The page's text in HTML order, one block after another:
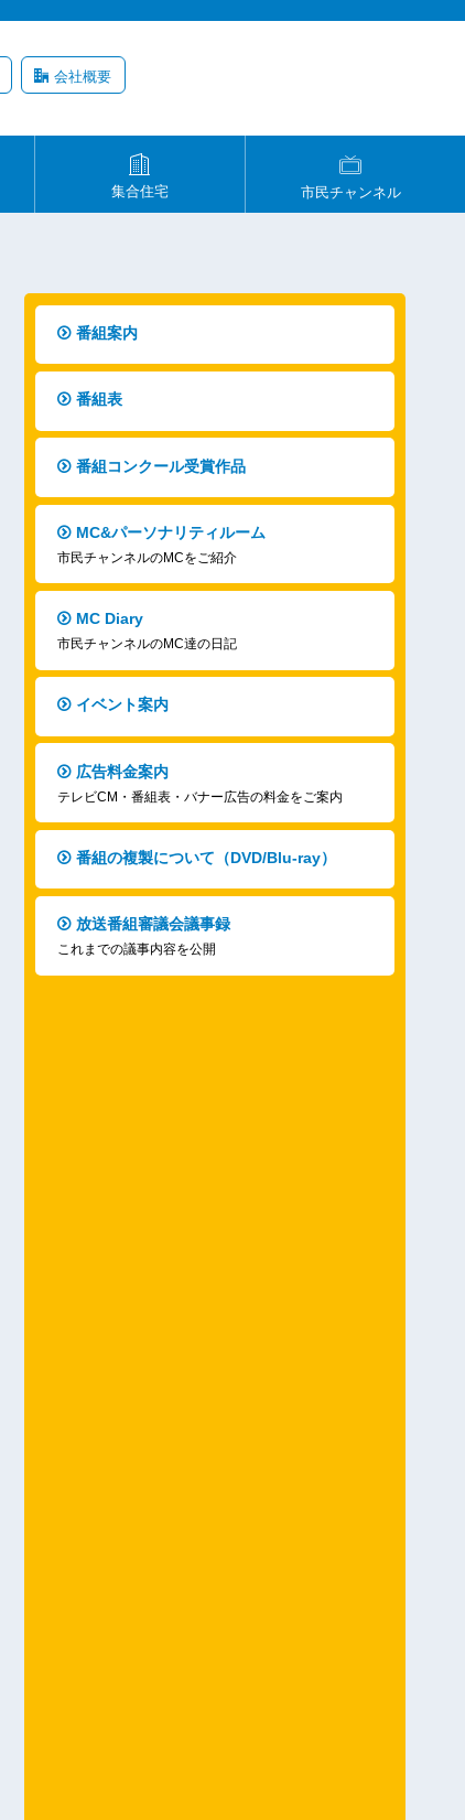
会社概要
集合住宅 市民チャンネル
番組案内
番組表
番組コンクール受賞作品
MC&パーソナリティルーム
市民チャンネルのMCをご紹介
MC Diary
市民チャンネルのMC達の日記
イベント案内
広告料金案内
テレビCM・番組表・バナー広告の料金をご案内
番組の複製について（DVD/Blu-ray）
放送番組審議会議事録
これまでの議事内容を公開